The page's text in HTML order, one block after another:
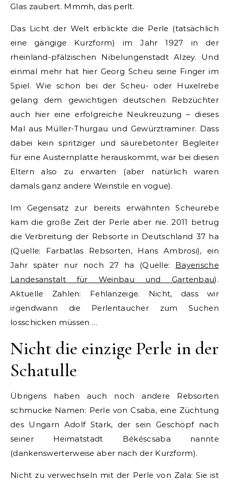
Glas zaubert. Mmmh, das perlt.
Das Licht der Welt erblickte die Perle (tatsächlich
eine gängige Kurzform) im Jahr 1927 in der
rheinland-pfälzischen Nibelungenstadt Alzey. Und
einmal mehr hat hier Georg Scheu seine Finger im
Spiel. Wie schon bei der Scheu- oder Huxelrebe
gelang dem gewichtigen deutschen Rebzüchter
auch hier eine erfolgreiche Neukreuzung – dieses
Mal aus Müller-Thurgau und Gewürztraminer. Dass
dabei kein spritziger und säurebetonter Begleiter
für eine Austernplatte herauskommt, war bei diesen
Eltern also zu erwarten (aber natürlich waren
damals ganz andere Weinstile en vogue).
Im Gegensatz zur bereits erwähnten Scheurebe
kam die große Zeit der Perle aber nie. 2011 betrug
die Verbreitung der Rebsorte in Deutschland 37 ha
(Quelle: Farbatlas Rebsorten, Hans Ambrosi), ein
Jahr später nur noch 27 ha (Quelle: Bayerische
Landesanstalt für Weinbau und Gartenbau).
Aktuelle Zahlen: Fehlanzeige. Nicht, dass wir
irgendwann die Perlentaucher zum Suchen
losschicken müssen …
Nicht die einzige Perle in der
Schatulle
Übrigens haben auch noch andere Rebsorten
schmucke Namen: Perle von Csaba, eine Züchtung
des Ungarn Adolf Stark, der sein Geschöpf nach
seiner Heimatstadt Békéscsaba nannte
(dankenswerterweise aber nach der Kurzform).
Nicht zu verwechseln mit der Perle von Zala: Sie ist